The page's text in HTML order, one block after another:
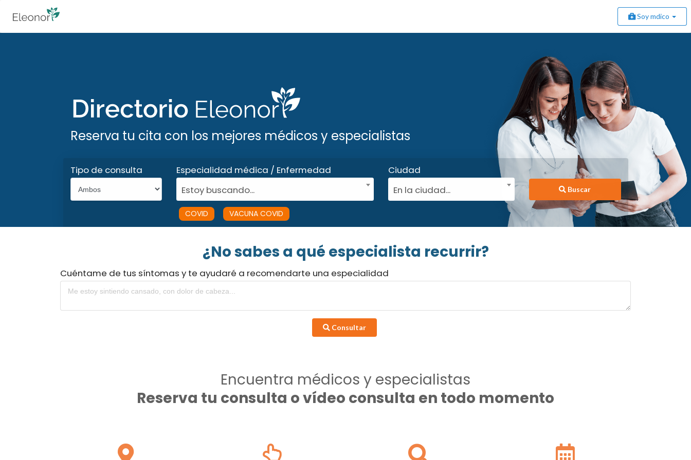
Soy mdico
Reserva tu cita con los mejores médicos y especialistas
Tipo de consulta
Especialidad médica / Enfermedad
Estoy buscando...
COVID VACUNA COVID
Ciudad
En la ciudad...
Buscar
¿No sabes a qué especialista recurrir?
Cuéntame de tus síntomas y te ayudaré a recomendarte una especialidad
Consultar
Encuentra médicos y especialistas
Reserva tu consulta o vídeo consulta en todo momento